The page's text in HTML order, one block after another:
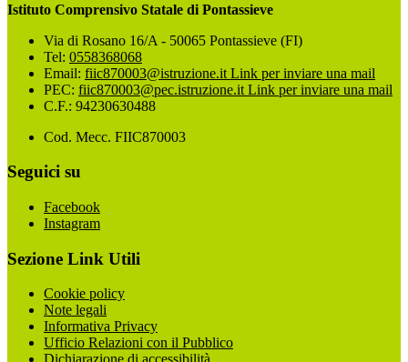
Istituto Comprensivo Statale di Pontassieve
Via di Rosano 16/A - 50065 Pontassieve (FI)
Tel: 0558368068
Email: fiic870003@istruzione.it Link per inviare una mail
PEC: fiic870003@pec.istruzione.it Link per inviare una mail
C.F.: 94230630488
Cod. Mecc. FIIC870003
Seguici su
Facebook
Instagram
Sezione Link Utili
Cookie policy
Note legali
Informativa Privacy
Ufficio Relazioni con il Pubblico